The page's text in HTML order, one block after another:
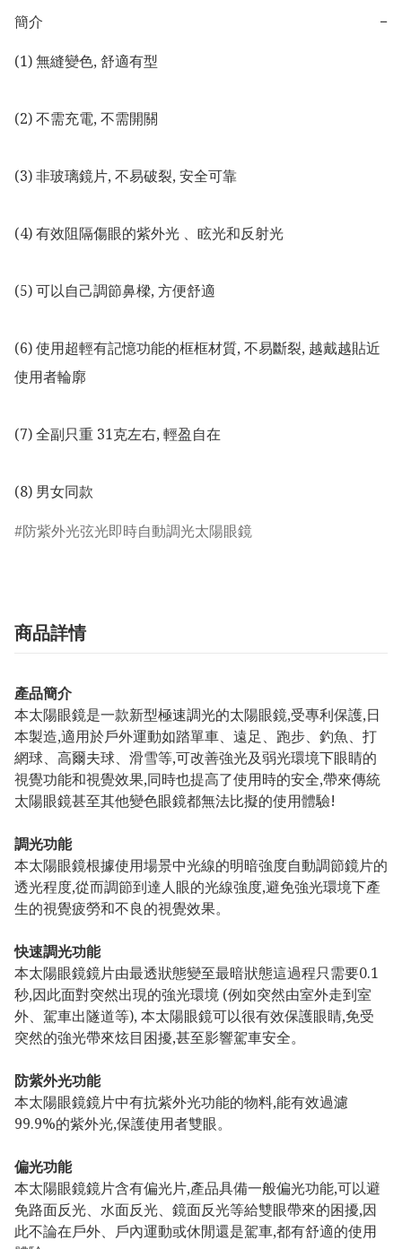
簡介
−
(1) 無縫變色, 舒適有型
(2) 不需充電, 不需開關
(3) 非玻璃鏡片, 不易破裂, 安全可靠
(4) 有效阻隔傷眼的紫外光 、眩光和反射光
(5) 可以自己調節鼻樑, 方便舒適
(6) 使用超輕有記憶功能的框框材質, 不易斷裂, 越戴越貼近
使用者輪廓
(7) 全副只重 31克左右, 輕盈自在
(8) 男女同款
防紫外光弦光即時自動調光太陽眼鏡
商品詳情
產品簡介
本太陽眼鏡是一款新型極速調光的太陽眼鏡,受專利保護,日
本製造,適用於戶外運動如踏單車、遠足、跑步、釣魚、打
網球、高爾夫球、滑雪等,可改善強光及弱光環境下眼睛的
視覺功能和視覺效果,同時也提高了使用時的安全,帶來傳統
太陽眼鏡甚至其他變色眼鏡都無法比擬的使用體驗!
調光功能
本太陽眼鏡根據使用場景中光線的明暗強度自動調節鏡片的
透光程度,從而調節到達人眼的光線強度,避免強光環境下產
生的視覺疲勞和不良的視覺效果。
快速調光功能
本太陽眼鏡鏡片由最透狀態變至最暗狀態這過程只需要0.1
秒,因此面對突然出現的強光環境 (例如突然由室外走到室
外、駕車出隧道等), 本太陽眼鏡可以很有效保護眼睛,免受
突然的強光帶來炫目困擾,甚至影響駕車安全。
防紫外光功能
本太陽眼鏡鏡片中有抗紫外光功能的物料,能有效過濾
99.9%的紫外光,保護使用者雙眼。
偏光功能
本太陽眼鏡鏡片含有偏光片,產品具備一般偏光功能,可以避
免路面反光、水面反光、鏡面反光等給雙眼帶來的困擾,因
此不論在戶外、戶內運動或休閒還是駕車,都有舒適的使用